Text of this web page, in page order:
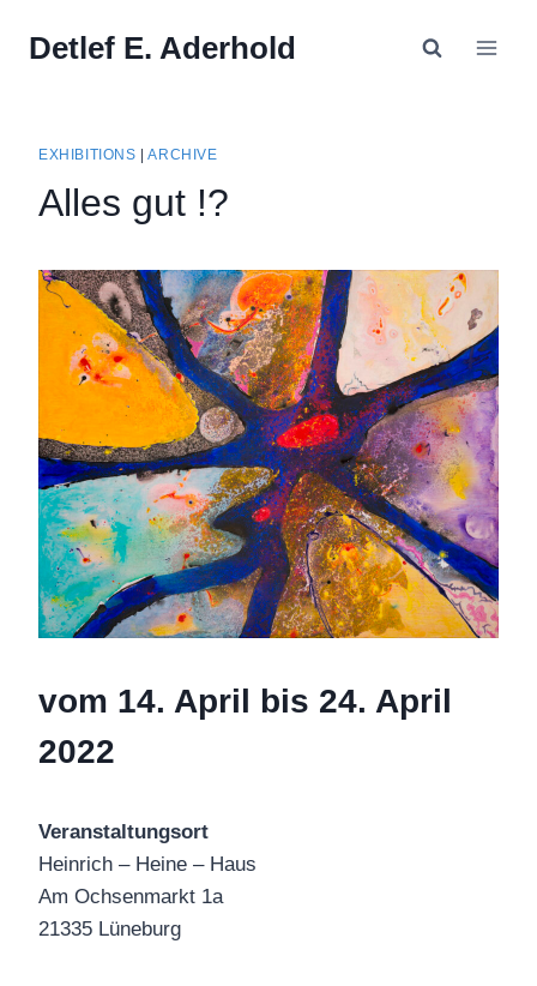
Detlef E. Aderhold
EXHIBITIONS |ARCHIVE
Alles gut !?
vom 14. April bis 24. April
2022
Veranstaltungsort
Heinrich – Heine – Haus
Am Ochsenmarkt 1a
21335 Lüneburg